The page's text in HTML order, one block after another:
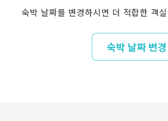
숙박 날짜를 변경하시면 더 적합한 객
숙박 날짜 변경